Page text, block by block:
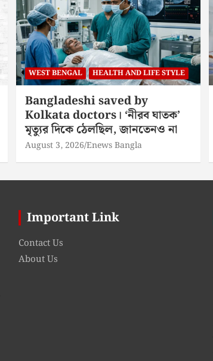
WEST BENGAL HEALTH AND LIFE STYLE
Bangladeshi saved by
Kolkata doctors। ‘নীরব ঘাতক’
মৃত্যুর দিকে ঠেলছিল, জানতেনও না
August 3, 2026 Enews Bangla
Important Link
Contact Us
About Us